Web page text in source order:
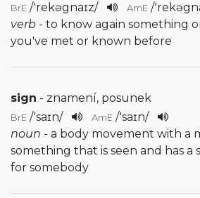
BrE /'rekəgnaɪz/ AmE /
verb - to know again something
you've met or known before
sign - znamení, posunek
BrE /'saɪn/ AmE /'saɪn/
noun - a body movement with a
something that is seen and has a
for somebody